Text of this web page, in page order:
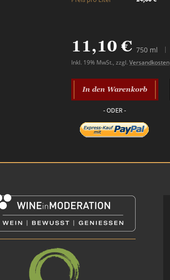
11,10 € 750 ml
Inkl. 19% MwSt., zzgl. Versandkosten
In den Warenkorb